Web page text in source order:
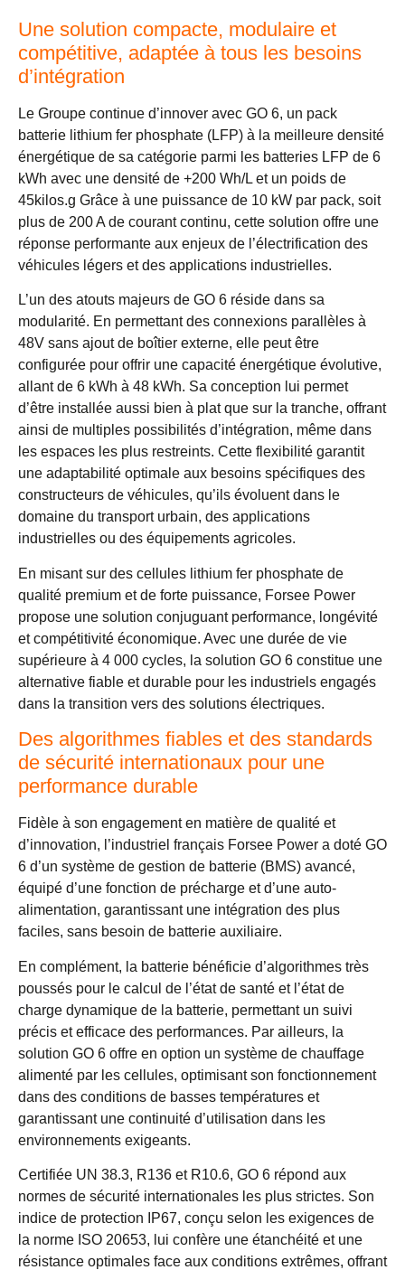
Une solution compacte, modulaire et
compétitive, adaptée à tous les besoins
d’intégration
Le Groupe continue d’innover avec GO 6, un pack
batterie lithium fer phosphate (LFP) à la meilleure densité
énergétique de sa catégorie parmi les batteries LFP de 6
kWh avec une densité de +200 Wh/L et un poids de
45kilos.g Grâce à une puissance de 10 kW par pack, soit
plus de 200 A de courant continu, cette solution offre une
réponse performante aux enjeux de l’électrification des
véhicules légers et des applications industrielles.
L’un des atouts majeurs de GO 6 réside dans sa
modularité. En permettant des connexions parallèles à
48V sans ajout de boîtier externe, elle peut être
configurée pour offrir une capacité énergétique évolutive,
allant de 6 kWh à 48 kWh. Sa conception lui permet
d’être installée aussi bien à plat que sur la tranche, offrant
ainsi de multiples possibilités d’intégration, même dans
les espaces les plus restreints. Cette flexibilité garantit
une adaptabilité optimale aux besoins spécifiques des
constructeurs de véhicules, qu’ils évoluent dans le
domaine du transport urbain, des applications
industrielles ou des équipements agricoles.
En misant sur des cellules lithium fer phosphate de
qualité premium et de forte puissance, Forsee Power
propose une solution conjuguant performance, longévité
et compétitivité économique. Avec une durée de vie
supérieure à 4 000 cycles, la solution GO 6 constitue une
alternative fiable et durable pour les industriels engagés
dans la transition vers des solutions électriques.
Des algorithmes fiables et des standards
de sécurité internationaux pour une
performance durable
Fidèle à son engagement en matière de qualité et
d’innovation, l’industriel français Forsee Power a doté GO
6 d’un système de gestion de batterie (BMS) avancé,
équipé d’une fonction de précharge et d’une auto-
alimentation, garantissant une intégration des plus
faciles, sans besoin de batterie auxiliaire.
En complément, la batterie bénéficie d’algorithmes très
poussés pour le calcul de l’état de santé et l’état de
charge dynamique de la batterie, permettant un suivi
précis et efficace des performances. Par ailleurs, la
solution GO 6 offre en option un système de chauffage
alimenté par les cellules, optimisant son fonctionnement
dans des conditions de basses températures et
garantissant une continuité d’utilisation dans les
environnements exigeants.
Certifiée UN 38.3, R136 et R10.6, GO 6 répond aux
normes de sécurité internationales les plus strictes. Son
indice de protection IP67, conçu selon les exigences de
la norme ISO 20653, lui confère une étanchéité et une
résistance optimales face aux conditions extrêmes, offrant